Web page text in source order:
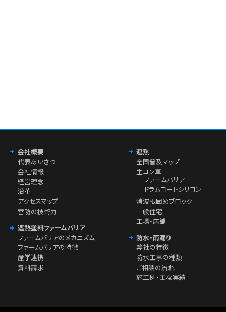
会社概要
代表あいさつ
会社情報
経営理念
沿革
アクセスマップ
宮防の技術力
遮熱塗料ファームバリア
ファームバリアのメカニズム
ファームバリアの特徴
産学連携
資料請求
遮熱
全国普及マップ
生コン車
ファームバリア
ドラムコートシリコン
消波根固めブロック
一般住宅
工場・店舗
防水・雨漏り
弊社の特徴
防水工事の種類
ご相談の流れ
施工例・主な実績